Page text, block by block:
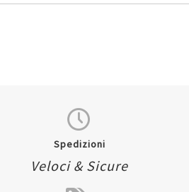
Spedizioni
Veloci & Sicure